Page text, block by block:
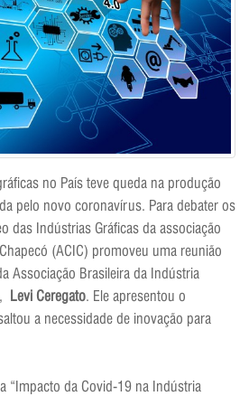
no País teve queda na produção
pelo novo coronavírus. Para debater os
das Indústrias Gráficas da associação
(ACIC) promoveu uma reunião
Associação Brasileira da Indústria
Levi Ceregato. Ele apresentou o
a necessidade de inovação para
“Impacto da Covid-19 na Indústria